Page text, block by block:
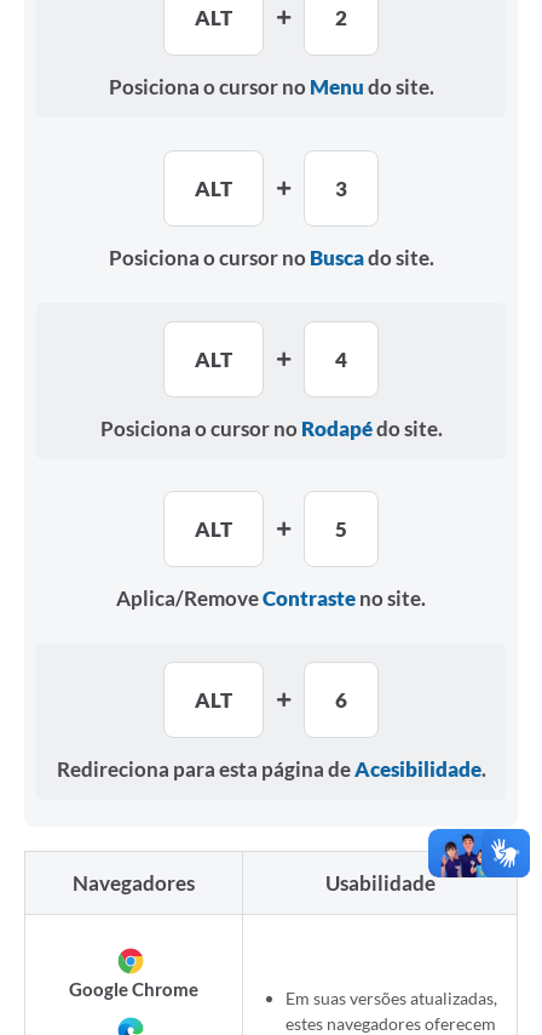
Perguntas e respostas frequentes
ALT 2
Posiciona o cursor no Menudo site.
ALT 3
Posiciona o cursor no Buscado site.
ALT 4
Posiciona o cursor no Rodapédo site.
ALT 5
Aplica/RemoveContrasteno site.
ALT 6
Redireciona para esta página deAcesibilidade.
Navegadores Usabilidade
Google Chrome
Em suas versões atualizadas,
estes navegadores oferecem